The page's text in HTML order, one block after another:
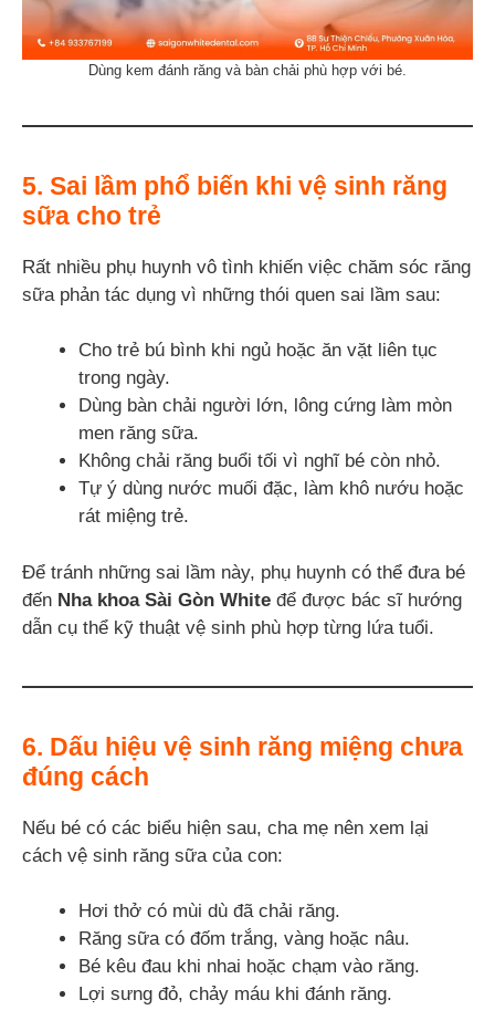
Dùng kem đánh răng và bàn chải phù hợp với bé.
5. Sai lầm phổ biến khi vệ sinh răng
sữa cho trẻ
Rất nhiều phụ huynh vô tình khiến việc chăm sóc răng
sữa phản tác dụng vì những thói quen sai lầm sau:
Cho trẻ bú bình khi ngủ hoặc ăn vặt liên tục
trong ngày.
Dùng bàn chải người lớn, lông cứng làm mòn
men răng sữa.
Không chải răng buổi tối vì nghĩ bé còn nhỏ.
Tự ý dùng nước muối đặc, làm khô nướu hoặc
rát miệng trẻ.
Để tránh những sai lầm này, phụ huynh có thể đưa bé
đến Nha khoa Sài Gòn White để được bác sĩ hướng
dẫn cụ thể kỹ thuật vệ sinh phù hợp từng lứa tuổi.
6. Dấu hiệu vệ sinh răng miệng chưa
đúng cách
Nếu bé có các biểu hiện sau, cha mẹ nên xem lại
cách vệ sinh răng sữa của con:
Hơi thở có mùi dù đã chải răng.
Răng sữa có đốm trắng, vàng hoặc nâu.
Bé kêu đau khi nhai hoặc chạm vào răng.
Lợi sưng đỏ, chảy máu khi đánh răng.